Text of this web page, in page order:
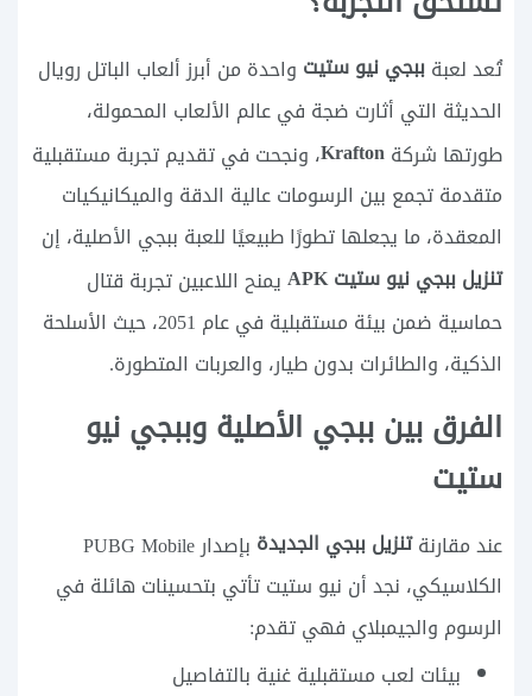
تُعد لعبةببجي نيو ستيت واحدة من أبرز ألعاب الباتل رويال
الحديثة التي أثارت ضجة في عالم الألعاب المحمولة،
طورتها شركةKrafton، ونجحت في تقديم تجربة مستقبلية
متقدمة تجمع بين الرسومات عالية الدقة والميكانيكيات
المعقدة، ما يجعلها تطورًا طبيعيًا للعبة ببجي الأصلية، إن
تنزيل ببجي نيو ستيت APK
يمنح اللاعبين تجربة قتال
حماسية ضمن بيئة مستقبلية في عام 2051، حيث الأسلحة
الذكية، والطائرات بدون طيار، والعربات المتطورة.
الفرق بين ببجي الأصلية وببجي نيو
ستيت
عند مقارنةتنزيل ببجي الجديدة
بإصدار PUBG Mobile
الكلاسيكي، نجد أن نيو ستيت تأتي بتحسينات هائلة في
الرسوم والجيمبلاي فهي تقدم:
بيئات لعب مستقبلية غنية بالتفاصيل